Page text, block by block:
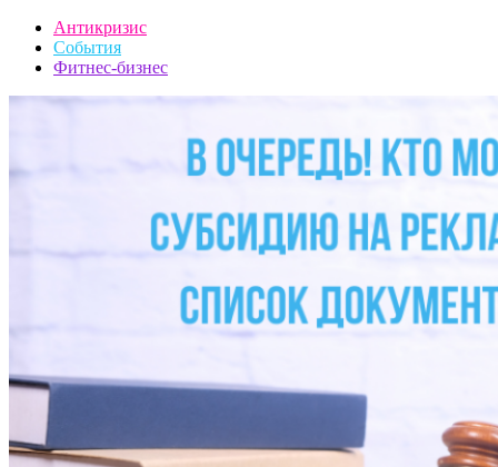
Антикризис
События
Фитнес-бизнес